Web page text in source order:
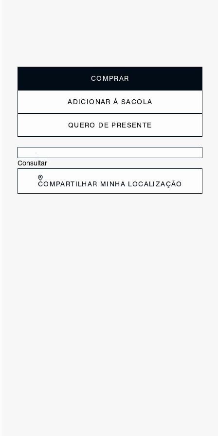
COMPRAR
ADICIONAR À SACOLA
QUERO DE PRESENTE
Consultar
COMPARTILHAR MINHA LOCALIZAÇÃO